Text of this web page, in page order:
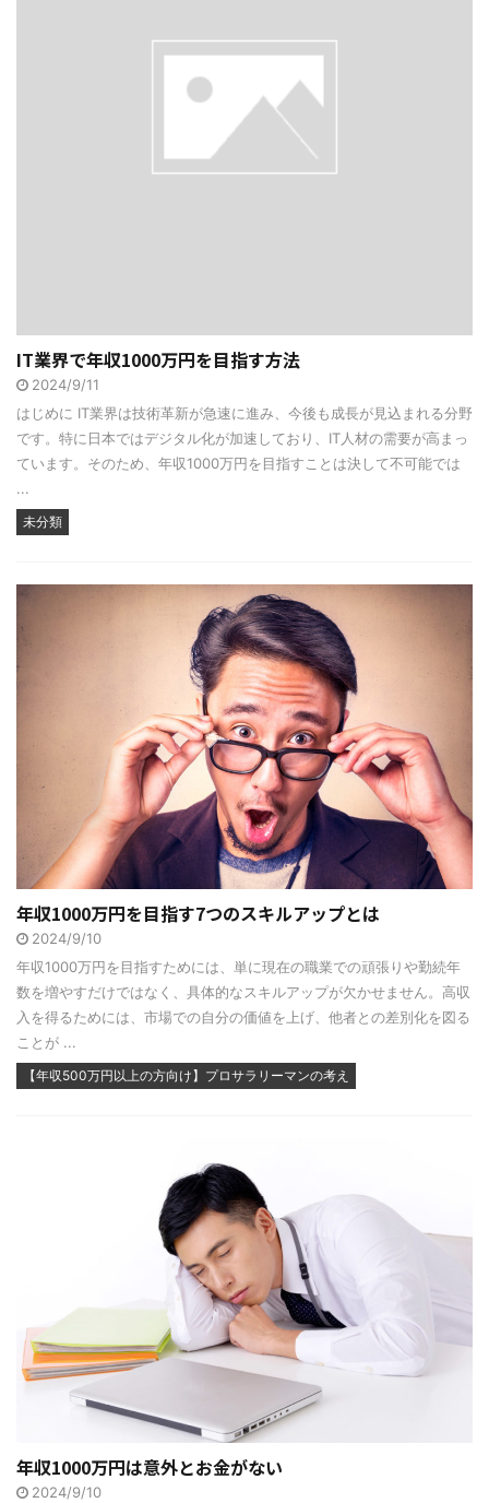
IT業界で年収1000万円を目指す方法
2024/9/11
はじめに IT業界は技術革新が急速に進み、今後も成長が見込まれる分野
です。特に日本ではデジタル化が加速しており、IT人材の需要が高まっ
ています。そのため、年収1000万円を目指すことは決して不可能では
...
未分類
年収1000万円を目指す7つのスキルアップとは
2024/9/10
年収1000万円を目指すためには、単に現在の職業での頑張りや勤続年
数を増やすだけではなく、具体的なスキルアップが欠かせません。高収
入を得るためには、市場での自分の価値を上げ、他者との差別化を図る
ことが ...
【年収500万円以上の方向け】プロサラリーマンの考え
年収1000万円は意外とお金がない
2024/9/10